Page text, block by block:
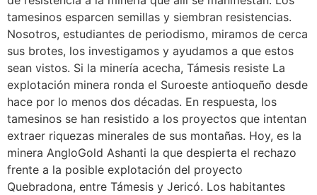
tamesinos esparcen semillas y siembran resistencias.
Nosotros, estudiantes de periodismo, miramos de cerca
sus brotes, los investigamos y ayudamos a que estos
sean vistos. Si la minería acecha, Támesis resiste La
explotación minera ronda el Suroeste antioqueño desde
hace por lo menos dos décadas. En respuesta, los
tamesinos se han resistido a los proyectos que intentan
extraer riquezas minerales de sus montañas. Hoy, es la
minera AngloGold Ashanti la que despierta el rechazo
frente a la posible explotación del proyecto
Quebradona, entre Támesis y Jericó. Los habitantes